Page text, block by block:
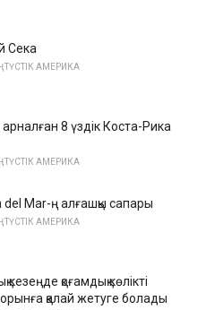
Сека
АМЕРИКА
8 үздік Коста-Рика
АМЕРИКА
del Mar-ң алғашқы сапары
АМЕРИКА
қоғамдық көлікті
қалай жетуге болады